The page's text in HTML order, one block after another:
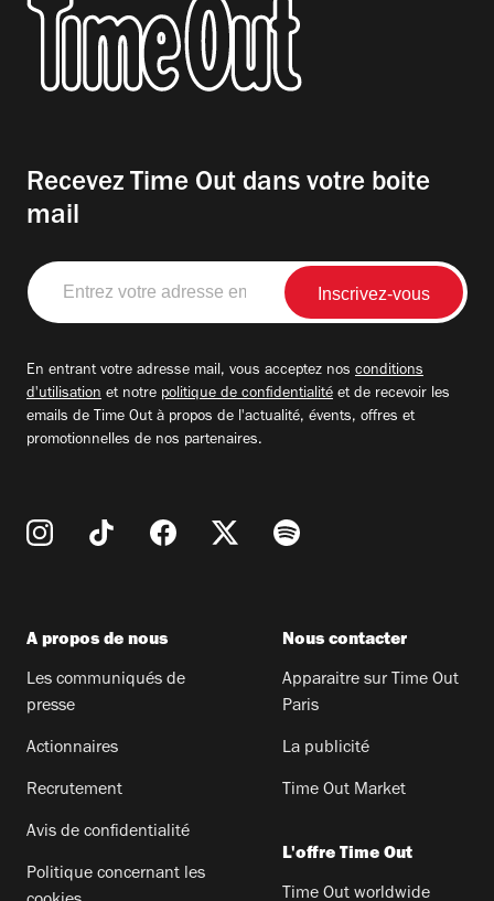
Recevez Time Out dans votre boite
mail
Entrez
votre
adresse
En entrant votre adresse mail, vous acceptez nos conditions
d'utilisation et notre politique de confidentialité et de recevoir les
emails de Time Out à propos de l'actualité, évents, offres et
promotionnelles de nos partenaires.
A propos de nous
Les communiqués de
presse
Actionnaires
Recrutement
Avis de confidentialité
Politique concernant les
Nous contacter
Apparaitre sur Time Out
Paris
La publicité
Time Out Market
L'offre Time Out
Time Out worldwide